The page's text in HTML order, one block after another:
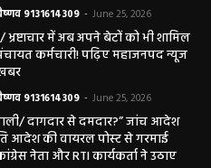
9131614309 - June 25, 2026
भ्रष्टाचार में अब अपने बेटों को भी शामिल
कर्मचारी! पढ़िए महाजनपद न्यूज
9131614309 - June 25, 2026
दागदार से दमदार?” जांच आदेश
आदेश की वायरल पोस्ट से गरमाई
नेता और RTI कार्यकर्ता ने उठाए